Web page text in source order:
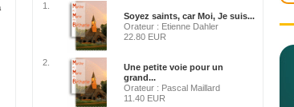
1.
Soyez saints, car Moi, Je suis...
Orateur : Etienne Dahler
22.80 EUR
2.
Une petite voie pour un
grand...
Orateur : Pascal Maillard
11.40 EUR